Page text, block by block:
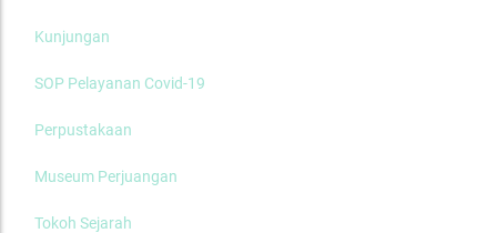
Kunjungan
SOP Pelayanan Covid-19
Perpustakaan
Museum Perjuangan
Tokoh Sejarah